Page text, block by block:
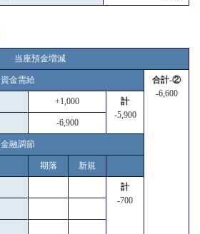
当座預金増減
資金需給
合計-②
-6,600
+1,000
計
-5,900
-6,900
金融調節
期落 新規
計
-700